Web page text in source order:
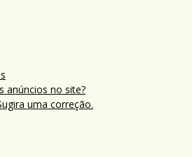
anúncios no site?
uma correção.